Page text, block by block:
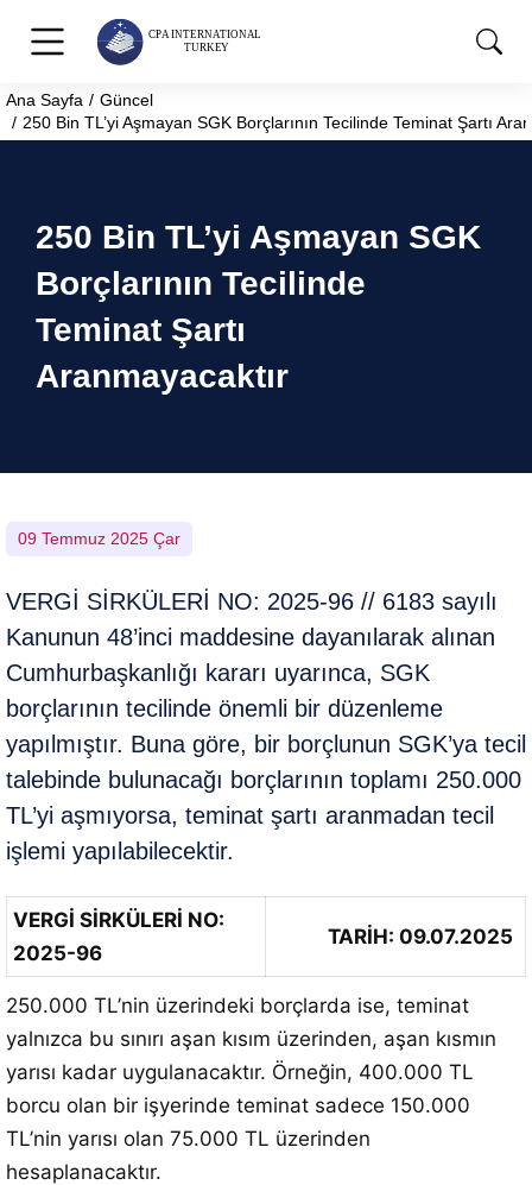
You are here:
Ana Sayfa
Güncel
250 Bin TL’yi Aşmayan SGK Borçlarının Tecilinde Teminat Şartı
250 Bin TL’yi Aşmayan SGK
Borçlarının Tecilinde
Teminat Şartı
Aranmayacaktır
09 Temmuz 2025 Çar
VERGİ SİRKÜLERİ NO: 2025-96 // 6183 sayılı
Kanunun 48’inci maddesine dayanılarak alınan
Cumhurbaşkanlığı kararı uyarınca, SGK
borçlarının tecilinde önemli bir düzenleme
yapılmıştır. Buna göre, bir borçlunun SGK’ya tecil
talebinde bulunacağı borçlarının toplamı 250.000
TL’yi aşmıyorsa, teminat şartı aranmadan tecil
işlemi yapılabilecektir.
VERGİ SİRKÜLERİ NO:
2025-96
TARİH: 09.07.2025
250.000 TL’nin üzerindeki borçlarda ise, teminat
yalnızca bu sınırı aşan kısım üzerinden, aşan kısmın
yarısı kadar uygulanacaktır. Örneğin, 400.000 TL
borcu olan bir işyerinde teminat sadece 150.000
TL’nin yarısı olan 75.000 TL üzerinden
hesaplanacaktır.